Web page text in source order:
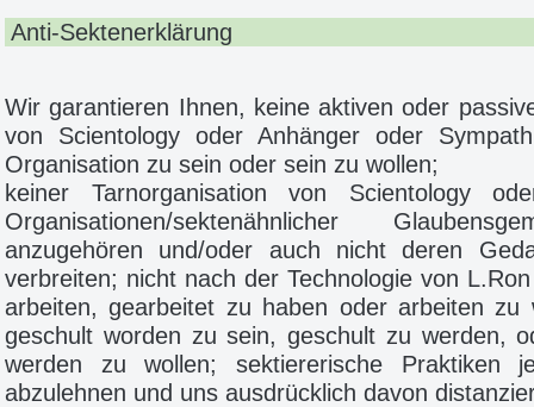
Anti-Sektenerklärung
Wir garantieren Ihnen, keine aktiven oder
von Scientology oder Anhänger oder
Organisation zu sein oder sein zu wollen;
keiner Tarnorganisation von Scientology
Organisationen/sektenähnlicher
anzugehören und/oder auch nicht deren
verbreiten; nicht nach der Technologie von
arbeiten, gearbeitet zu haben oder arbeiten zu
geschult worden zu sein, geschult zu werden,
werden zu wollen; sektiererische Praktiken
abzulehnen und uns ausdrücklich davon